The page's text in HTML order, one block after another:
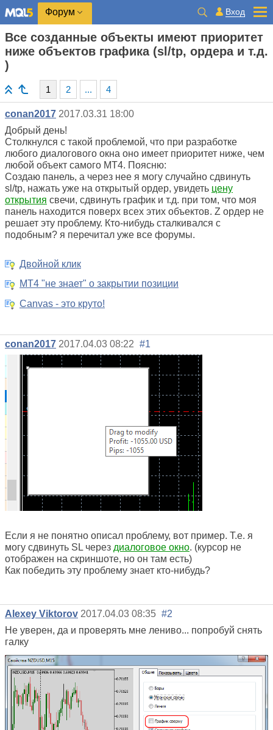
Форум Вход
Все созданные объекты имеют приоритет
ниже объектов графика (sl/tp, ордера и т.д.
)
1 2 ... 4
conan2017 2017.03.31 18:00
Добрый день!
Столкнулся с такой проблемой, что при разработке
любого диалогового окна оно имеет приоритет ниже, чем
любой объект самого MT4. Поясню:
Создаю панель, а через нее я могу случайно сдвинуть
sl/tp, нажать уже на открытый ордер, увидеть цену
открытия свечи, сдвинуть график и т.д. при том, что моя
панель находится поверх всех этих объектов. Z ордер не
решает эту проблему. Кто-нибудь сталкивался с
подобным? я перечитал уже все форумы.
Двойной клик
MT4 "не знает" о закрытии позиции
Canvas - это круто!
conan2017 2017.04.03 08:22 #1
Если я не понятно описал проблему, вот пример. Т.е. я
могу сдвинуть SL через диалоговое окно. (курсор не
отображен на скриншоте, но он там есть)
Как победить эту проблему знает кто-нибудь?
Alexey Viktorov 2017.04.03 08:35 #2
Не уверен, да и проверять мне лениво... попробуй снять
галку